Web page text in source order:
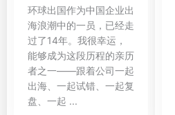
环球出国作为中国企业出
海浪潮中的一员，已经走
过了14年。我很幸运，
能够成为这段历程的亲历
者之一——跟着公司一起
出海、一起试错、一起复
盘、一起 ...